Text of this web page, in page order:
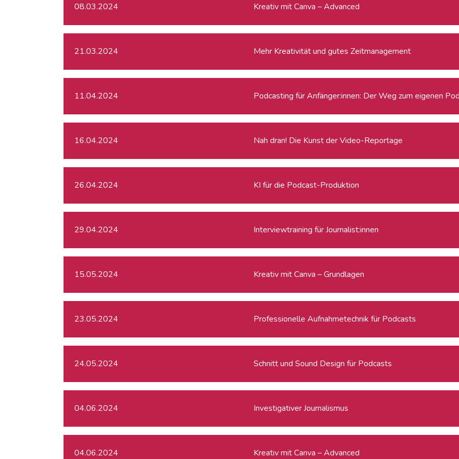
08.03.2024 Kreativ mit Canva – Advanced
21.03.2024 Mehr Kreativität und gutes Zeitmanagement
11.04.2024 Podcasting für Anfänger:innen: Der Weg zum eigenen
16.04.2024 Nah dran! Die Kunst der Video-Reportage
26.04.2024 KI für die Podcast-Produktion
29.04.2024 Interviewtraining für Journalist:innen
15.05.2024 Kreativ mit Canva – Grundlagen
23.05.2024 Professionelle Aufnahmetechnik für Podcasts
24.05.2024 Schnitt und Sound Design für Podcasts
04.06.2024 Investigativer Journalismus
04.06.2024 Kreativ mit Canva – Advanced